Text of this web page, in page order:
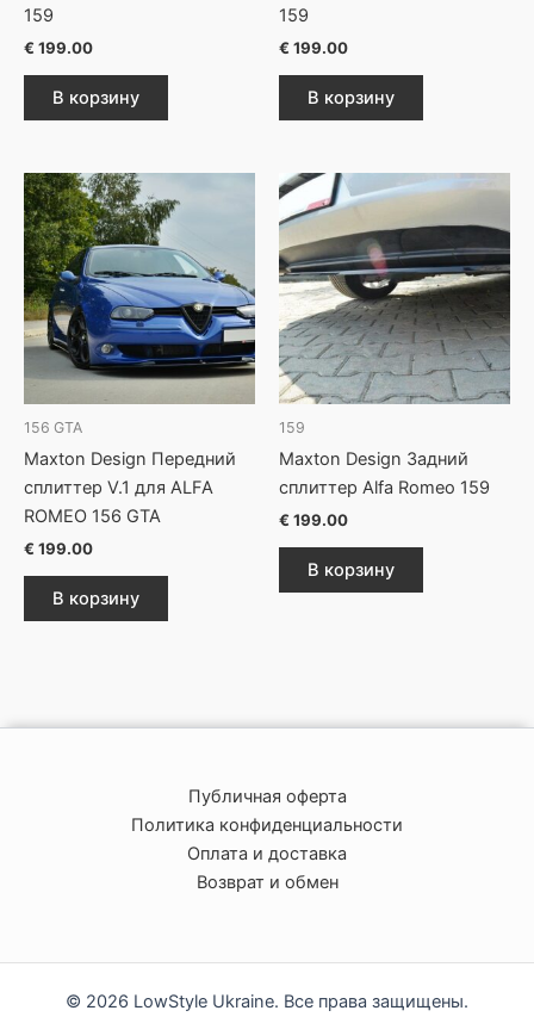
159
€ 199.00
В корзину
159
€ 199.00
В корзину
156 GTA
Maxton Design Передний
сплиттер V.1 для ALFA
ROMEO 156 GTA
€ 199.00
В корзину
159
Maxton Design Задний
сплиттер Alfa Romeo 159
€ 199.00
В корзину
Публичная оферта
Политика конфиденциальности
Оплата и доставка
Возврат и обмен
© 2026 LowStyle Ukraine. Все права защищены.